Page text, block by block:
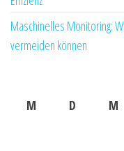
Maschinelles Monitoring:
vermeiden können
M
D M